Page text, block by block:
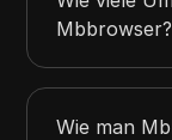
Mbbrowser?
Wie man